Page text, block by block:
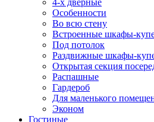
4-х дверные
Особенности
Во всю стену
Встроенные шкафы-
Под потолок
Раздвижные шкафы-
Открытая секция
Распашные
Гардероб
Для маленького
Эконом
Гостиные